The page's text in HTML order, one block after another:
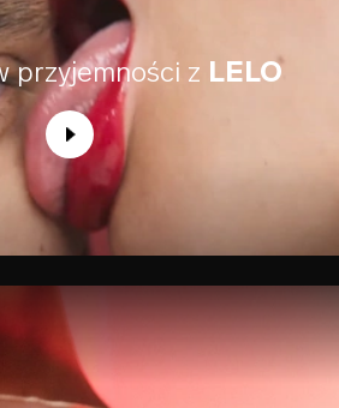
przyjemności z LELO